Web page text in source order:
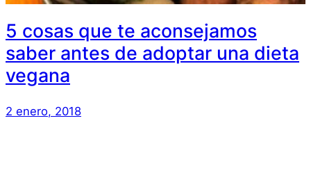
5 cosas que te aconsejamos
saber antes de adoptar una dieta
vegana
2 enero, 2018